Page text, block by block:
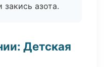
азота.
Детская